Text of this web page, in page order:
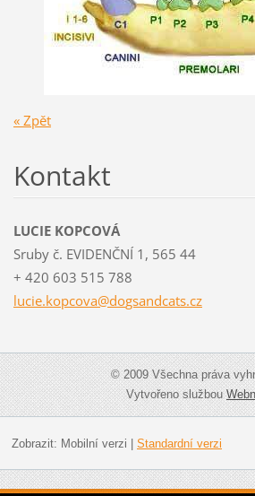
« Zpět
Kontakt
LUCIE KOPCOVÁ
Sruby č. EVIDENČNÍ 1, 565 44
+ 420 603 515 788
lucie.kopcova@dogsandcats.cz
© 2009 Všechna práva
Vytvořeno službou
Zobrazit: Mobilní verzi Standardní verzi